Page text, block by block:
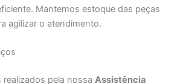
Mantemos estoque das peças
agilizar o atendimento.
realizados pela nossaAssistência